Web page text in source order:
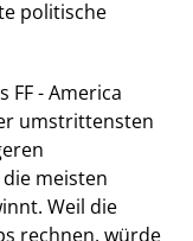
politische
FF - America
umstrittensten
meisten
Weil die
rechnen, würde